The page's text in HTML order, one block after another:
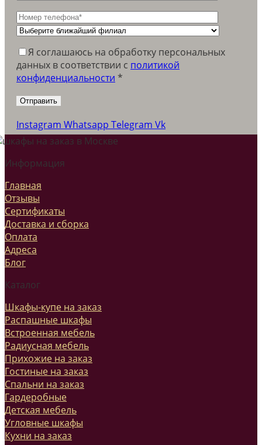
Я соглашаюсь на обработку персональных
данных в соответствии c политикой
конфиденциальности *
Instagram Whatsapp Telegram Vk
Информация
Главная
Отзывы
Сертификаты
Доставка и сборка
Оплата
Адреса
Блог
Каталог
Шкафы-купе на заказ
Распашные шкафы
Встроенная мебель
Радиусная мебель
Прихожие на заказ
Гостиные на заказ
Спальни на заказ
Гардеробные
Детская мебель
Угловные шкафы
Кухни на заказ